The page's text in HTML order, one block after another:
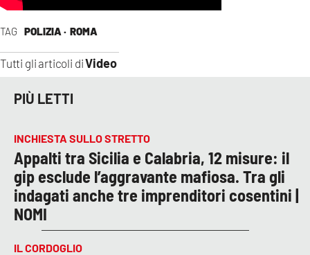
TAG POLIZIA · ROMA
Tutti gli articoli diVideo
PIÙ LETTI
INCHIESTA SULLO STRETTO
Appalti tra Sicilia e Calabria, 12 misure: il
gip esclude l’aggravante mafiosa. Tra gli
indagati anche tre imprenditori cosentini |
NOMI
IL CORDOGLIO